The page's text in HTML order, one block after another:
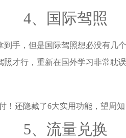
4、国际驾照
手，但是国际驾照想必没有几
才行，重新在国外学习非常耽
5、流量兑换